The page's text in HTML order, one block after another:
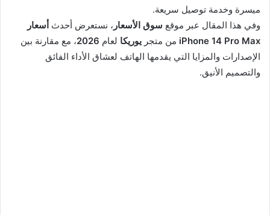
ميسرة وخدمة توصيل سريعة.
وفي هذا المقال عبر موقع سوق الأسعار ، نستعرض أحدث أسعار
iPhone 14 Pro Max من متجر يوريكا لعام 2026، مع مقارنة بين
الإصدارات والمزايا التي يقدمها الهاتف لعشاق الأداء الفائق
والتصميم الأنيق.